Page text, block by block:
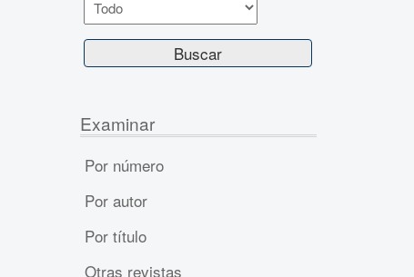
Examinar
Por número
Por autor
Por título
Otras revistas